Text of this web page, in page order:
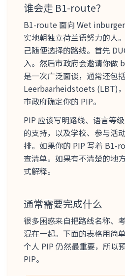
谁会走 B1-route？
B1-route 面向 Wet
实地朝独立荷兰语努力的人
己随便选择的路线。首先
入。然后市政府会邀请你做
是一次广泛面谈，通常还包
Leerbaarheidstoets (LBT)
市政府确定你的 PIP。
PIP 应该写明路线、语言等
的支持，以及学校、参与活
排。如果你的 PIP 写着 B1-
查清单。如果有不清楚的地
式解释。
通常需要完成什么
很多困惑来自把路线名称、
混在一起。下面的表格用简
个人 PIP 仍然最重要，所以
PIP。